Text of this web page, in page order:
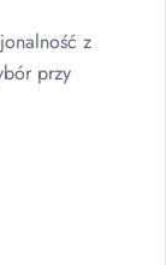
z
przy